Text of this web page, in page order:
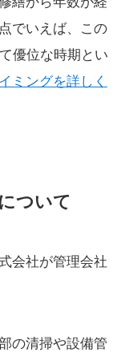
でいえば、この
優位な時期とい
ミングを詳しく
ついて
会社が管理会社
の清掃や設備管